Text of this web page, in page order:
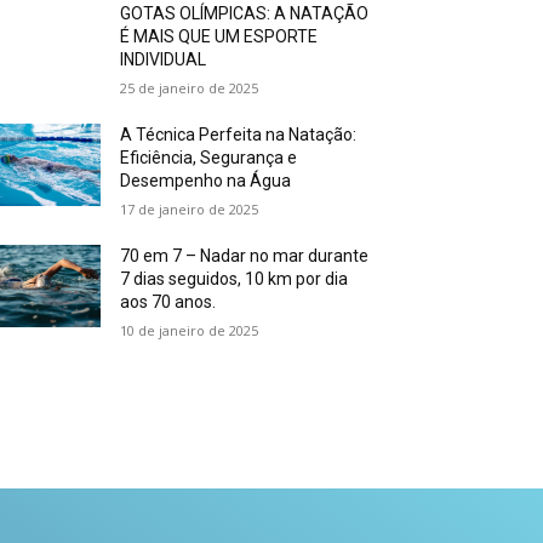
GOTAS OLÍMPICAS: A NATAÇÃO
É MAIS QUE UM ESPORTE
INDIVIDUAL
25 de janeiro de 2025
A Técnica Perfeita na Natação:
Eficiência, Segurança e
Desempenho na Água
17 de janeiro de 2025
70 em 7 – Nadar no mar durante
7 dias seguidos, 10 km por dia
aos 70 anos.
10 de janeiro de 2025